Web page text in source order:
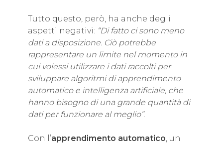
Tutto questo, però, ha anche degli
aspetti negativi: “Di fatto ci sono meno
dati a disposizione. Ciò potrebbe
rappresentare un limite nel momento in
cui volessi utilizzare i dati raccolti per
sviluppare algoritmi di apprendimento
automatico e intelligenza artificiale, che
hanno bisogno di una grande quantità di
dati per funzionare al meglio”.
Con l’apprendimento automatico, un